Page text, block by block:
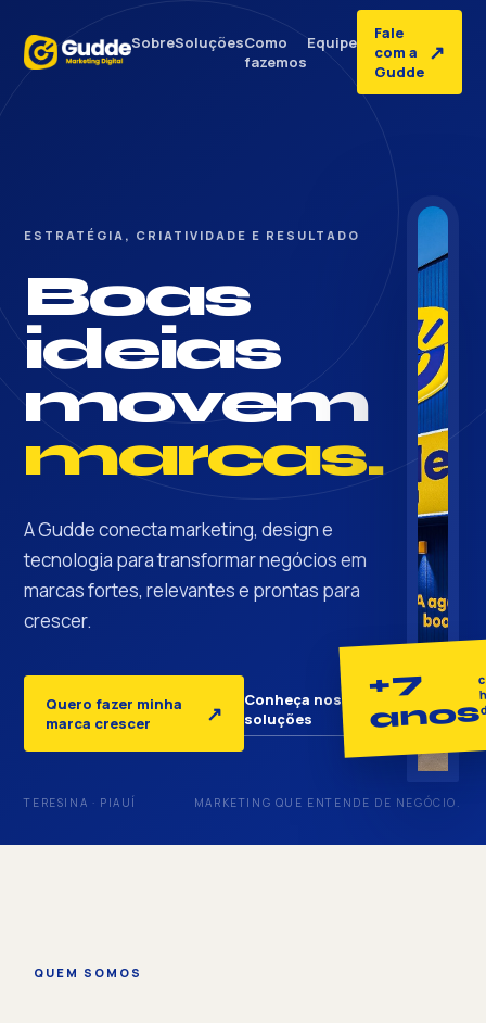
SobreSoluçõesComo
fazemos
Equipe
Fale
com a
Gudde
↗
ESTRATÉGIA, CRIATIVIDADE E RESULTADO
Boas
ideias
movem
marcas.
A Gudde conecta marketing, design e
tecnologia para transformar negócios em
marcas fortes, relevantes e prontas para
crescer.
Quero fazer minha
marca crescer
↗
Conheça nossas
soluções
↓
+7
anos
TERESINA · PIAUÍ MARKETING QUE ENTENDE DE NEGÓCIO.
QUEM SOMOS